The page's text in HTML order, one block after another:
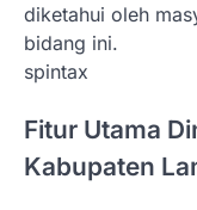
diketahui oleh
bidang ini.
spintax
Fitur Utama
Kabupaten